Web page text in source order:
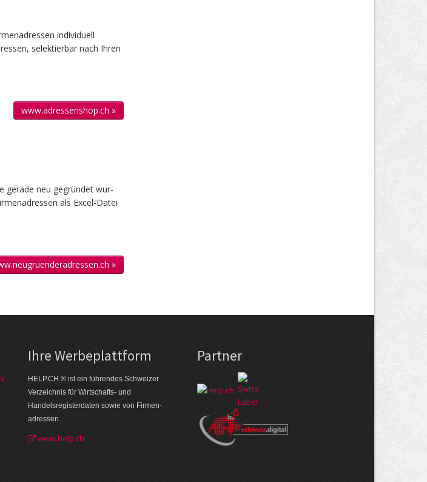
individuell
selek­tierbar nach Ihren
www.adressenshop.ch »
gerade neu ge­gründet wur­
als Excel-Datei
»
Ihre Werbe­plattform
HELP.CH ® ist ein führendes Schweizer
Verzeichnis für Wirtschafts- und
Handelsregisterdaten sowie von Firmen­
adressen.
www.help.ch
Partner